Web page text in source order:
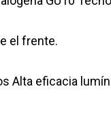
el frente.
Alta eficacia